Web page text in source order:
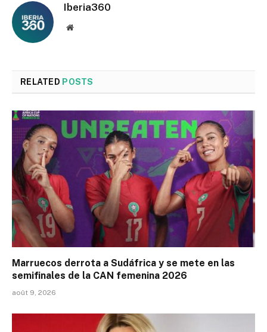
Iberia360
Website
RELATED POSTS
Marruecos derrota a Sudáfrica y se mete en las
semifinales de la CAN femenina 2026
août 9, 2026